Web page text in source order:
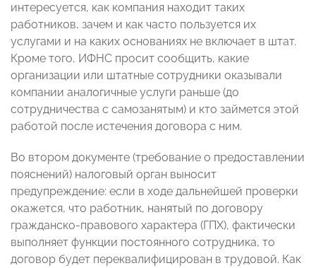
интересуется, как компания находит таких
работников, зачем и как часто пользуется их
услугами и на каких основаниях не включает в штат.
Кроме того, ИФНС просит сообщить, какие
организации или штатные сотрудники оказывали
компании аналогичные услуги раньше (до
сотрудничества с самозанятым) и кто займется этой
работой после истечения договора с ним.
Во втором документе (требование о предоставлении
пояснений) налоговый орган выносит
предупреждение: если в ходе дальнейшей проверки
окажется, что работник, нанятый по договору
гражданско-правового характера (ГПХ), фактически
выполняет функции постоянного сотрудника, то
договор будет переквалифицирован в трудовой. Как